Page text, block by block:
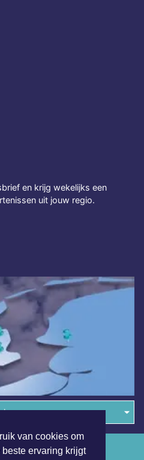
van cookies om
ervaring krijgt
en krijg wekelijks een
uit jouw regio.